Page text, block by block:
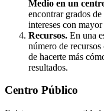
Medio en un
encontrar grados de
intereses con
Recursos. En una
número de
de hacerte más
resultados.
Centro Público